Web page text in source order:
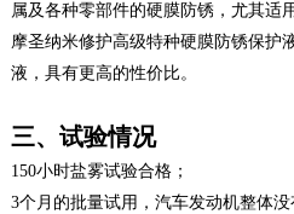
属及各种零部件的硬膜防锈，尤其适
摩圣纳米修护高级特种硬膜防锈保护
液，具有更高的性价比。
三、试验情况
150小时盐雾试验合格；
3个月的批量试用，汽车发动机整体